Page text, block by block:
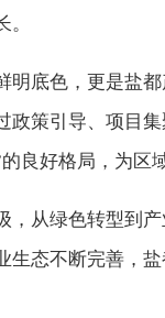
明底色，更是盐
政策引导、项目
良好格局，为区
，从绿色转型到
生态不断完善，